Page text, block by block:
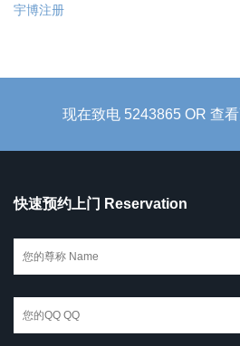
宇博注册
现在致电 5243865 OR 查
快速预约上门 Reservation